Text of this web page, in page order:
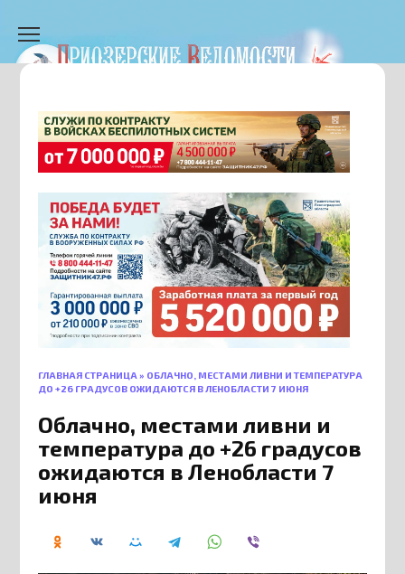
содержанию
ГЛАВНАЯ СТРАНИЦА » ОБЛАЧНО, МЕСТАМИ ЛИВНИ И ТЕМПЕРАТУРА
ДО +26 ГРАДУСОВ ОЖИДАЮТСЯ В ЛЕНОБЛАСТИ 7 ИЮНЯ
Облачно, местами ливни и
температура до +26 градусов
ожидаются в Ленобласти 7
июня